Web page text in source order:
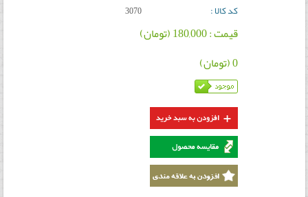
کد کالا : 3070
قیمت : 180,000 (تومان)
0 (تومان)